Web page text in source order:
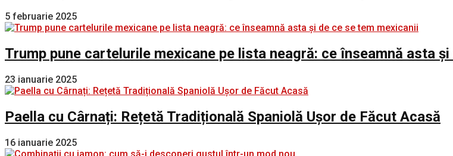
5 februarie 2025
Trump pune cartelurile mexicane pe lista neagră: ce înseamnă asta
23 ianuarie 2025
Paella cu Cârnați: Rețetă Tradițională Spaniolă Ușor de Făcut Acasă
16 ianuarie 2025